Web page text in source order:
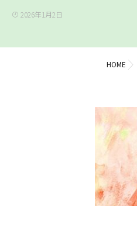
2026年1月2日
HOME